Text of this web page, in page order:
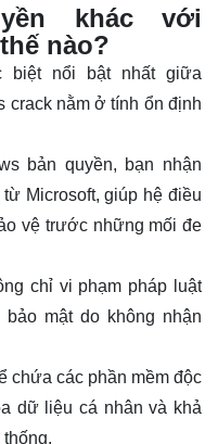
khác với
nào?
biệt nổi bật nhất giữa
crack nằm ở tính ổn định
bản quyền, bạn nhận
Microsoft, giúp hệ điều
vệ trước những mối đe
chỉ vi phạm pháp luật
mật do không nhận
chứa các phần mềm độc
dữ liệu cá nhân và khả